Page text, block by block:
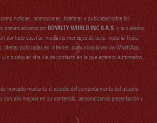
noticias, promociones, boletines y publicidad sobre los
comercializados por ROYALTY WORLD INC S.A.S. y sus aliados,
contrato suscrito, mediante mensajes de texto, material físico,
ofertas publicadas en Internet, comunicaciones vía WhatsApp,
y/o cualquier otra vía de contacto en la que estemos autorizados.
de mercado mediante el estudio del comportamiento del usuario
con ello mejorar en su contenido, personalizando presentación y